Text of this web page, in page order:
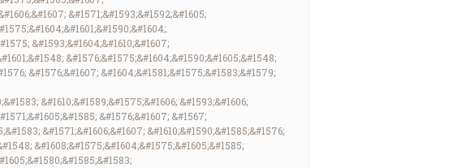
&#1571;&#1593;&#1592;&#1605;
&#1593;&#1604;&#1610;&#1607;
&#1576;&#1575;&#1604;&#1590;&#1605;&#1548;
&#1576;&#1607; &#1604;&#1581;&#1575;&#1583;&#1579;
&#1610;&#1589;&#1575;&#1606; &#1593;&#1606;
&#1576;&#1607; &#1567;
&#1571;&#1606;&#1607; &#1610;&#1590;&#1585;&#1576;
&#1608;&#1575;&#1604;&#1575;&#1605;&#1585;